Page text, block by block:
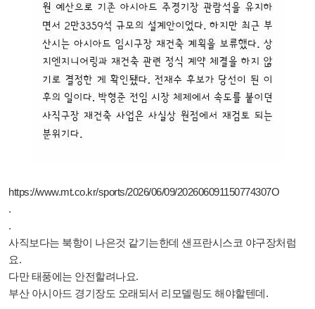
https://www.mt.co.kr/sports/2026/06/09/202606091150774307O
.
.
사직보다는 북항이 나은것 같기는한데 샌프란시스코 야구장처럼
요.
다만 태풍에는 안전할려나요.
부산 아시아드 경기장도 오래되서 리모델링도 해야할텐데.